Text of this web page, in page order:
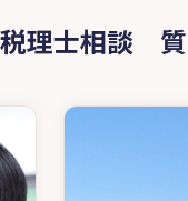
理士相談 質